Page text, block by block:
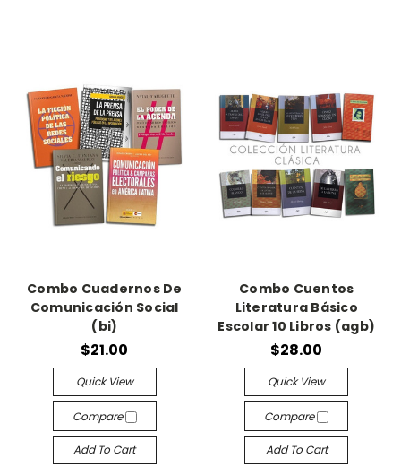
Combo Cuadernos De
Comunicación Social
(bi)
$21.00
Quick View
Compare
Add To Cart
Combo Cuentos
Literatura Básico
Escolar 10 Libros (agb)
$28.00
Quick View
Compare
Add To Cart